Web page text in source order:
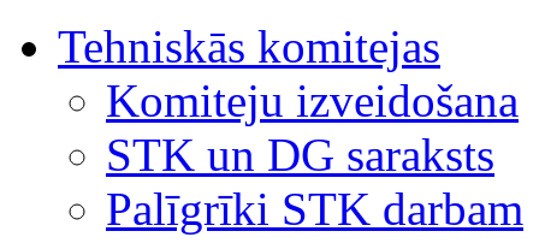
Tehniskās komitejas
Komiteju izveidošana
STK un DG saraksts
Palīgrīki STK darbam